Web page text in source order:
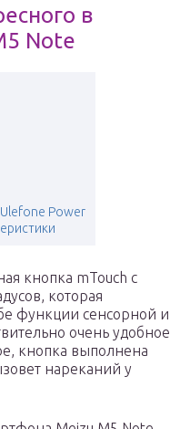
в
Note
Power
кнопка mTouch с
которая
функции сенсорной и
очень удобное
кнопка выполнена
нареканий у